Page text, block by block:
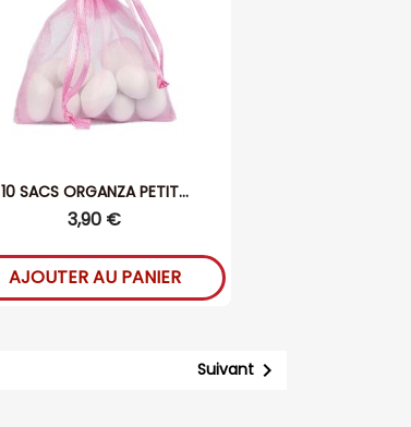
10 SACS ORGANZA PETIT...
3,90 €
AJOUTER AU PANIER
Suivant